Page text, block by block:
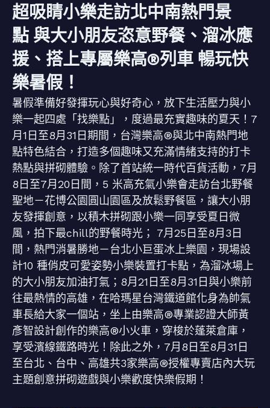
超吸睛小樂走訪北中南熱門景
點 與大小朋友恣意野餐、溜冰應
援、搭上專屬樂高®列車 暢玩快
樂暑假！
暑假準備好發揮玩心與好奇心，放下生活壓力與小
樂一起四處「找樂點」，度過最充實趣味的夏天！7
月1日至8月31日期間，台灣樂高®與北中南熱門地
點特色結合，打造多個趣味又充滿情緒支持的打卡
熱點與拼砌體驗。除了首站統一時代百貨活動，7月
8日至7月20日間，5 米高充氣小樂會走訪台北野餐
聖地－花博公園圓山園區及放鬆野餐區，讓大小朋
友發揮創意，以積木拼砌跟小樂一同享受夏日微
風，拍下最chill的野餐時光； 7月25日至8月3日
間，熱門消暑勝地－台北小巨蛋冰上樂園，現場設
計10 種俏皮可愛姿勢小樂裝置打卡點，為溜冰場上
的大小朋友加油打氣；8月21日至8月31日與小樂前
往最熱情的高雄，在哈瑪星台灣鐵道館化身為帥氣
車長給大家一個站，坐上由樂高®專業認證大師黃
彥智設計創作的樂高®小火車，穿梭於蓬萊倉庫，
享受濱線鐵路時光！除此之外，7月8日至8月31日
至台北、台中、高雄共3家樂高®授權專賣店內大玩
主題創意拼砌遊戲與小樂歡度快樂假期！